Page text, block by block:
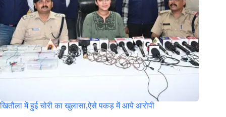
खितौला में हुई चोरी का खुलासा,ऐसे पकड़ में आये आरोपी